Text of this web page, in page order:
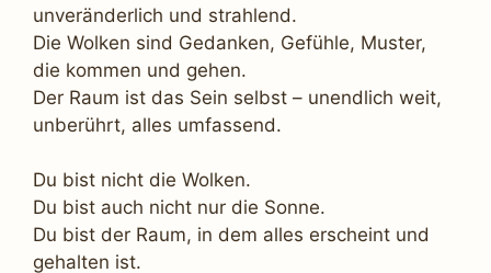
unveränderlich und strahlend.
Die Wolken sind Gedanken, Gefühle, Muster,
die kommen und gehen.
Der Raum ist das Sein selbst – unendlich weit,
unberührt, alles umfassend.
Du bist nicht die Wolken.
Du bist auch nicht nur die Sonne.
Du bist der Raum, in dem alles erscheint und
gehalten ist.